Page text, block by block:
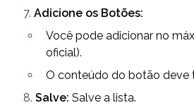
Adicione os Botões:
Você pode adicionar no
oficial).
O conteúdo do botão deve
Salve: Salve a lista.